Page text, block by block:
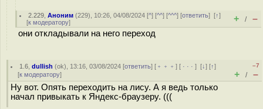
2.229 ,Аноним (229), 10:26, 04/08/2024 [^] [^^] [^^^] [ответить][↑]
[к модератору] + / –
они откладывали на него переход
1.6 ,dullish (ok), 13:16, 03/08/2024 [ответить] [ ﹢﹢﹢] [ · · ·][↓] [↑]
[к модератору]
–7
+ / –
Ну вот. Опять переходить на лису. А я ведь только
начал привыкать к Яндекс-браузеру. (((